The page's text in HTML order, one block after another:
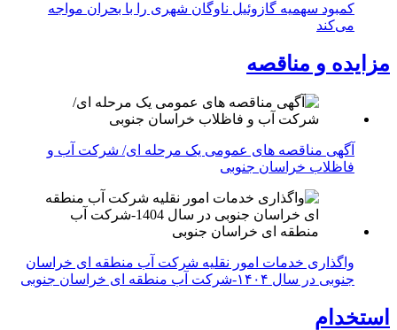
کمبود سهمیه گازوئیل ناوگان شهری را با بحران مواجه
می‌کند
مزایده و مناقصه
آگهی مناقصه های عمومی یک مرحله ای/ شرکت آب و
فاظلاب خراسان جنوبی
واگذاری خدمات امور نقلیه شرکت آب منطقه ای خراسان
جنوبی در سال ۱۴۰۴-شرکت آب منطقه ای خراسان جنوبی
استخدام